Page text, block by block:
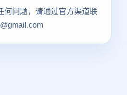
何问题，请通过官方渠道联